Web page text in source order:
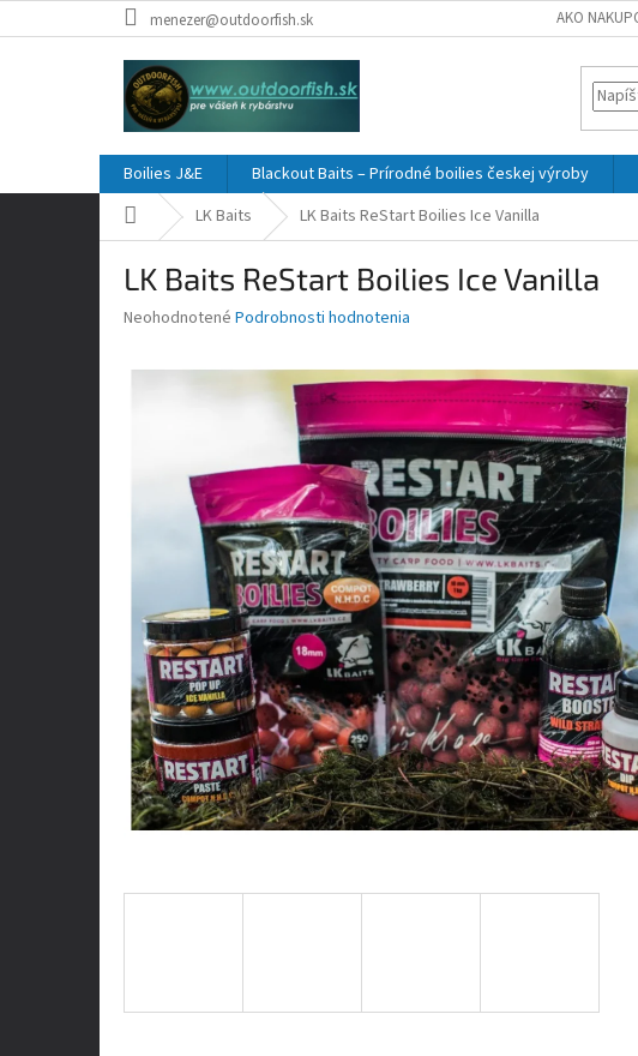
na
menezer@outdoorfish.sk AKO
Boilies J&E Blackout Baits – Prírodné boilies českej výroby
DomovLK Baits LK Baits ReStart Boilies Ice Vanilla
LK Baits ReStart Boilies Ice Vanilla
Priemerné
hviezdičiek.
Neohodnotené Podrobnosti hodnotenia